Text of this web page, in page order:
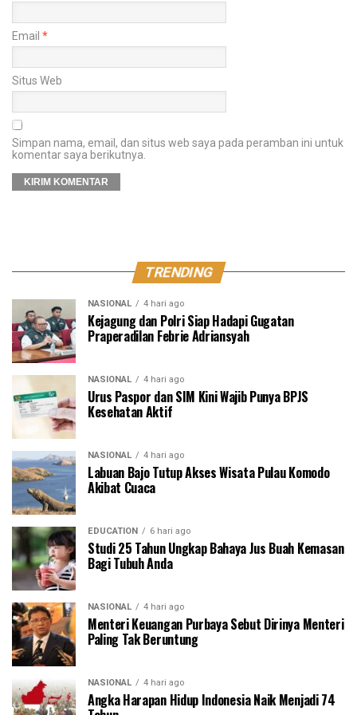
Email *
Situs Web
Simpan nama, email, dan situs web saya pada peramban ini untuk
komentar saya berikutnya.
TRENDING
NASIONAL 4 hari ago
Kejagung dan Polri Siap Hadapi Gugatan
Praperadilan Febrie Adriansyah
NASIONAL 4 hari ago
Urus Paspor dan SIM Kini Wajib Punya BPJS
Kesehatan Aktif
NASIONAL 4 hari ago
Labuan Bajo Tutup Akses Wisata Pulau Komodo
Akibat Cuaca
EDUCATION 6 hari ago
Studi 25 Tahun Ungkap Bahaya Jus Buah Kemasan
Bagi Tubuh Anda
NASIONAL 4 hari ago
Menteri Keuangan Purbaya Sebut Dirinya Menteri
Paling Tak Beruntung
NASIONAL 4 hari ago
Angka Harapan Hidup Indonesia Naik Menjadi 74